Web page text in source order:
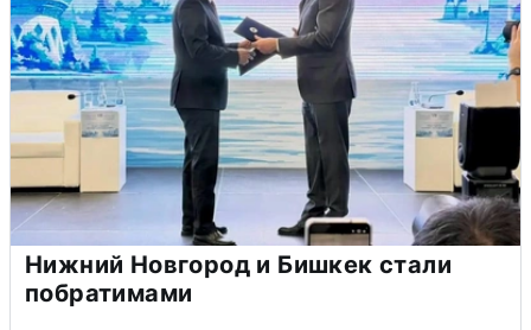
Нижний Новгород и Бишкек стали
побратимами